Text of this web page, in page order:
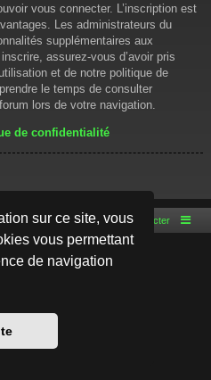
sur ce site, vous
vous permettant
de navigation
vous connecter. L’inscription est
Les administrateurs du
supplémentaires aux
assurez-vous d’avoir pris
et de notre politique de
le temps de consulter
lors de votre navigation.
de confidentialité
Nous contacter
Software © phpBB Limited
officielle